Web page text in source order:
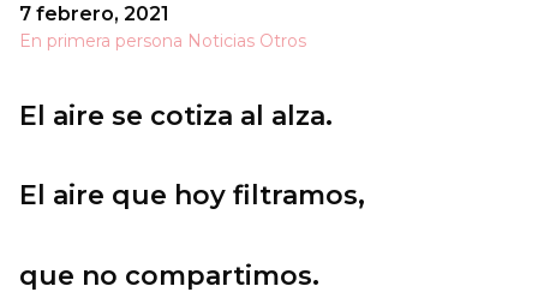
7 febrero, 2021
En primera persona Noticias Otros
El aire se cotiza al alza.
El aire que hoy filtramos,
que no compartimos.